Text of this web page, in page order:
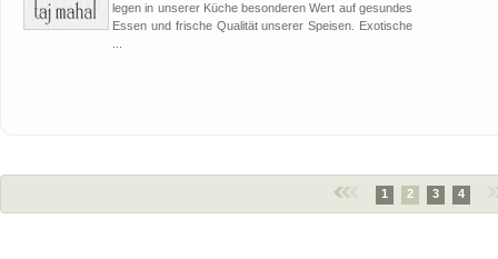
legen in unserer Küche besonderen Wert auf gesundes
Essen und frische Qualität unserer Speisen. Exotische
1 2 3 4